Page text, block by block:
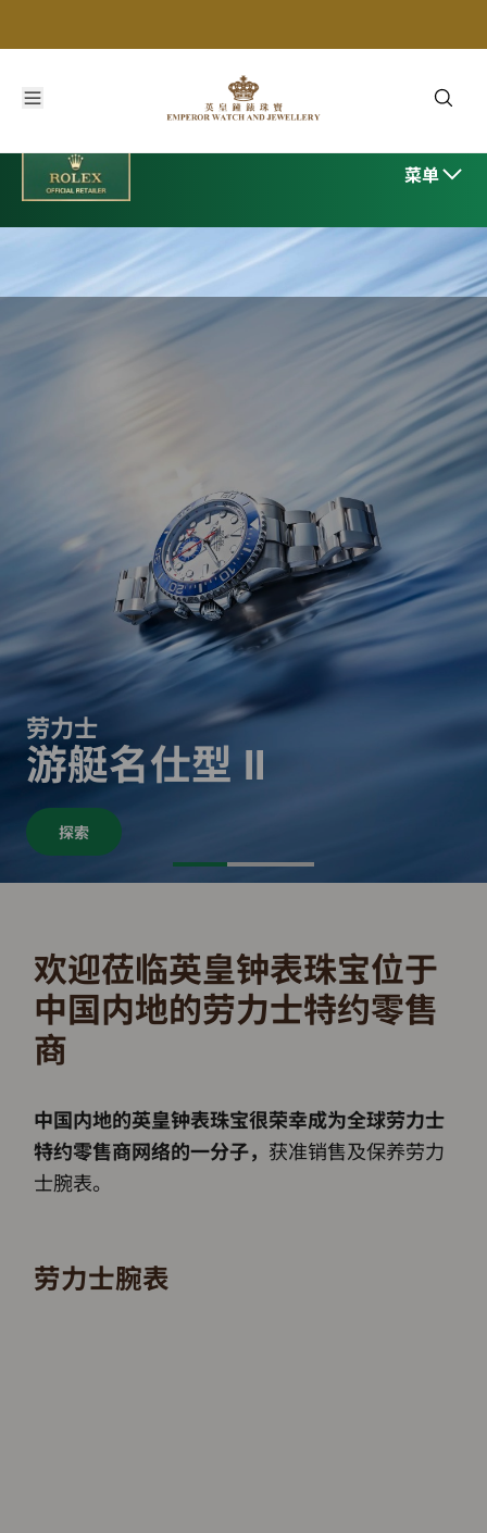
菜单
劳力士
游艇名仕型 II
探索
欢迎莅临英皇钟表珠宝位于
中国内地的劳力士特约零售
商
中国内地的英皇钟表珠宝很荣幸成为全球劳力士
特约零售商网络的一分子， 获准销售及保养劳力
士腕表。
劳力士腕表